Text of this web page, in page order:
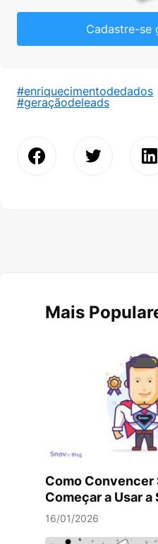
Cadastre-se
#enriquecimentodedados
#geraçãodeleads
Mais
Como Convencer
Começar a Usar a
16/01/2026